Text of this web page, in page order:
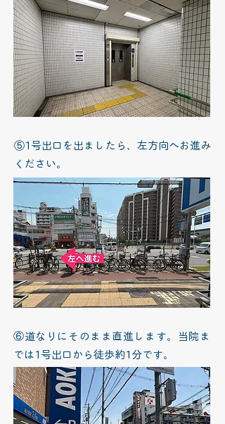
⑤1号出口を出ましたら、左方向へお進み
ください。
⑥道なりにそのまま直進します。当院ま
では1号出口から徒歩約1分です。